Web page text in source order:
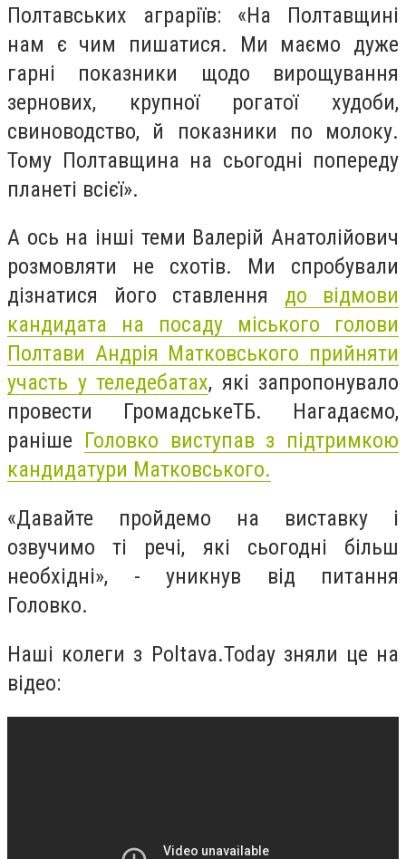
Полтавських аграріїв: «На Полтавщині
нам є чим пишатися. Ми маємо дуже
гарні показники щодо вирощування
зернових, крупної рогатої худоби,
свиноводство, й показники по молоку.
Тому Полтавщина на сьогодні попереду
планеті всієї».
А ось на інші теми Валерій Анатолійович
розмовляти не схотів. Ми спробували
дізнатися його ставлення до відмови
кандидата на посаду міського голови
Полтави Андрія Матковського прийняти
участь у теледебатах, які запропонувало
провести ГромадськеТБ. Нагадаємо,
раніше Головко виступав з підтримкою
кандидатури Матковського.
«Давайте пройдемо на виставку і
озвучимо ті речі, які сьогодні більш
необхідні», - уникнув від питання
Головко.
Наші колеги з Poltava.Today зняли це на
відео: